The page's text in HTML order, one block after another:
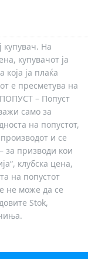
купувач. На
купувачот ја
ја плаќа
е пресметува на
– Попуст
само за
на попустот,
и се
за призводи кои
клубска цена,
на попустот
не може да се
Stok,